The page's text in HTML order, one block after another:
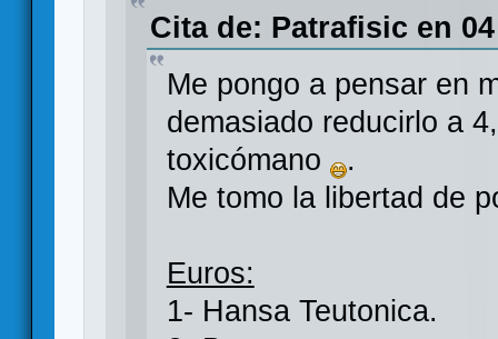
Cita de: Patrafisic en
Me pongo a pensar en
demasiado reducirlo a
toxicómano
.
Me tomo la libertad de
Euros:
1- Hansa Teutonica.